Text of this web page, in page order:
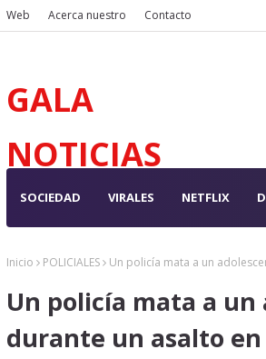
Web Acerca nuestro Contacto
GALA
NOTICIAS
SOCIEDAD VIRALES NETFLIX
Inicio POLICIALES Un policía mata a un
Un policía mata a un
durante un asalto en